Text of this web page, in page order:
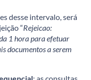
desse intervalo, será
“Rejeicao:
1 hora para efetuar
documentos a serem